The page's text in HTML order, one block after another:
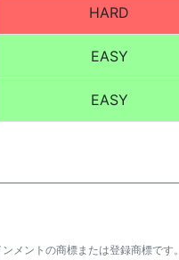
HARD
EASY
EASY
メントの商標または登録商標です。